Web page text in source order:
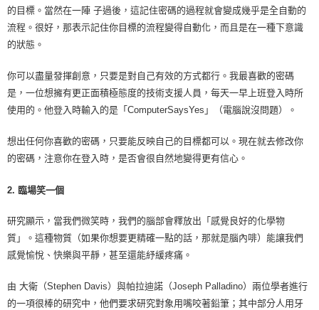
的目標。當然在一陣 子過後，這記住密碼的過程就會變成幾乎是全自動的
流程。很好，那表示記住你目標的流程變得自動化，而且是在一種下意識
的狀態。
你可以盡量發揮創意，只要是對自己有效的方式都行。我最喜歡的密碼
是，一位想擁有更正面積極態度的技術支援人員，每天一早上班登入時所
使用的。他登入時輸入的是「ComputerSaysYes」（電腦說沒問題）。
想出任何你喜歡的密碼，只要能反映自己的目標都可以。現在就去修改你
的密碼，注意你在登入時，是否會很自然地變得更有信心。
2. 臨場笑一個
研究顯示，當我們微笑時，我們的腦部會釋放出「感覺良好的化學物
質」。這種物質（如果你想要更精確一點的話，那就是腦內啡）能讓我們
感覺愉悅、快樂與平靜，甚至還能紓緩疼痛。
由 大衛（Stephen Davis）與帕拉迪諾（Joseph Palladino）兩位學者進行
的一項很棒的研究中，他們要求研究對象用嘴咬著鉛筆；其中部分人用牙